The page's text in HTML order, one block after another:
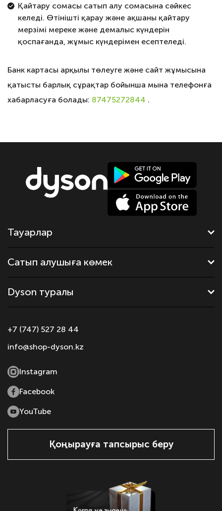
Қайтару сомасы сатып алу сомасына сәйкес
келеді. Өтінішті қарау және ақшаны қайтару
мерзімі мереке және демалыс күндерін
қоспағанда, жұмыс күндерімен есептеледі.
Банк картасы арқылы төлеуге және сайт жұмысына
қатысты барлық сұрақтар бойынша мына телефонға
хабарласуға болады: 87475272844 .
Тауарлар
Сатып алушыға көмек
Dyson туралы
+7 (747) 527 28 44
info@shop-dyson.kz
Instagram
Facebook
YouTube
Қоңырауға тапсырыс беру